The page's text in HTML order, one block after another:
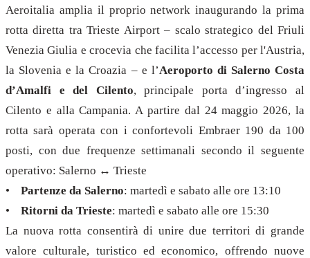
Aeroitalia amplia il proprio network inaugurando la prima
rotta diretta tra Trieste Airport – scalo strategico del Friuli
Venezia Giulia e crocevia che facilita l’accesso per l'Austria,
la Slovenia e la Croazia – e l’Aeroporto di Salerno Costa
d’Amalfi e del Cilento, principale porta d’ingresso al
Cilento e alla Campania. A partire dal 24 maggio 2026, la
rotta sarà operata con i confortevoli Embraer 190 da 100
posti, con due frequenze settimanali secondo il seguente
operativo: Salerno ↔ Trieste
• Partenze da Salerno: martedì e sabato alle ore 13:10
• Ritorni da Trieste: martedì e sabato alle ore 15:30
La nuova rotta consentirà di unire due territori di grande
valore culturale, turistico ed economico, offrendo nuove